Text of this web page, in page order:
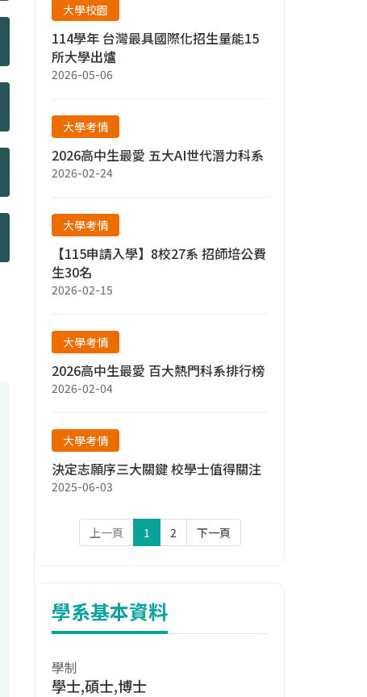
大學校園
114學年 台灣最具國際化招生量能15
所大學出爐
2026-05-06
大學考情
2026高中生最愛 五大AI世代潛力科系
2026-02-24
大學考情
【115申請入學】8校27系 招師培公費
生30名
2026-02-15
大學考情
2026高中生最愛 百大熱門科系排行榜
2026-02-04
大學考情
決定志願序三大關鍵 校學士值得關注
2025-06-03
上一頁 1 2 下一頁
學系基本資料
學制
學士,碩士,博士